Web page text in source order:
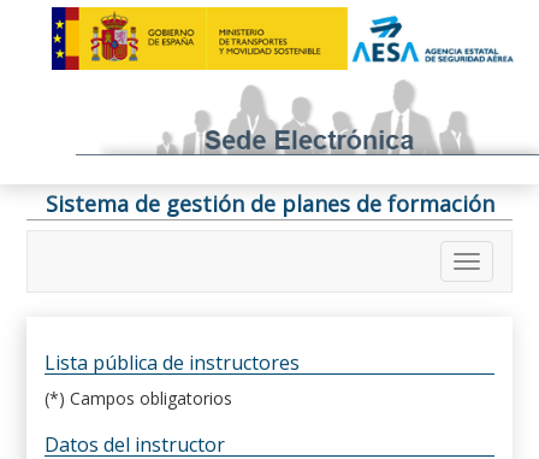
Sistema de gestión de planes de formación
Lista pública de instructores
(*) Campos obligatorios
Datos del instructor